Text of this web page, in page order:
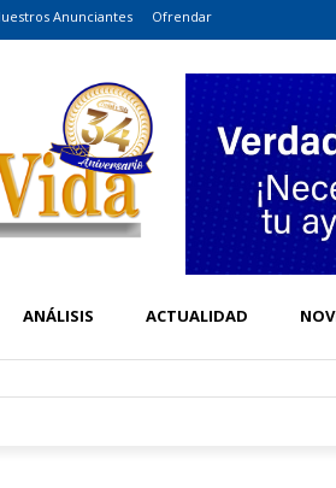
Anunciantes Ofrendar
ANÁLISIS ACTUALIDAD